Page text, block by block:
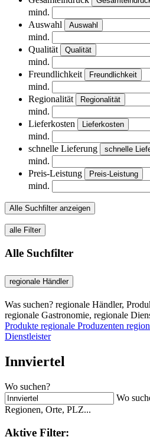
mind.
Auswahl
Auswahl
mind.
Qualität
Qualität
mind.
Freundlichkeit
Freundlichkeit
mind.
Regionalität
Regionalität
mind.
Lieferkosten
Lieferkosten
mind.
schnelle Lieferung
schnelle
mind.
Preis-Leistung
Preis-Leistung
mind.
Alle Suchfilter anzeigen
alle Filter
Alle Suchfilter
regionale Händler
Was suchen? regionale Händler,
regionale Gastronomie, regionale
Produkte regionale Produzenten
Dienstleister
Innviertel
Wo suchen?
Wo
Regionen, Orte, PLZ...
Aktive Filter: